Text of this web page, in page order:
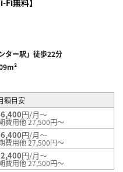
ター駅」徒歩22分
額目安
円/月～
費用他 27,500円～
円/月～
費用他 27,500円～
円/月～
費用他 27,500円～